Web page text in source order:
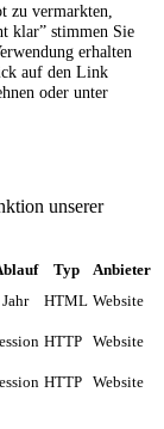
zu vermarkten,
klar” stimmen Sie
erhalten
auf den Link
oder unter
unserer
Typ
Anbieter
Jahr HTML Website
HTTP Website
HTTP Website